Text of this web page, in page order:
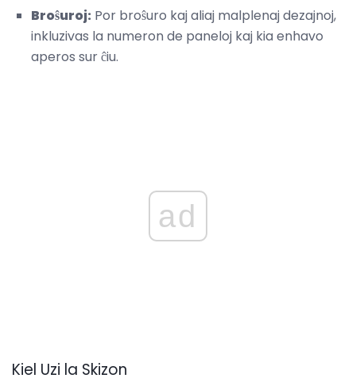
Broŝuroj: Por broŝuro kaj aliaj malplenaj dezajnoj,
inkluzivas la numeron de paneloj kaj kia enhavo
aperos sur ĉiu.
ad
Kiel Uzi la Skizon